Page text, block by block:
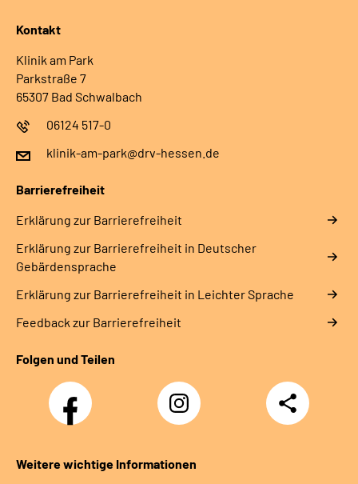
Kontakt
Klinik am Park
Parkstraße 7
65307 Bad Schwalbach
06124 517-0
klinik-am-park@drv-hessen.de
Barrierefreiheit
Erklärung zur Barrierefreiheit
Erklärung zur Barrierefreiheit in Deutscher
Gebärdensprache
Erklärung zur Barrierefreiheit in Leichter Sprache
Feedback zur Barrierefreiheit
Folgen und Teilen
Facebook Instagram
Teilen
Weitere wichtige Informationen